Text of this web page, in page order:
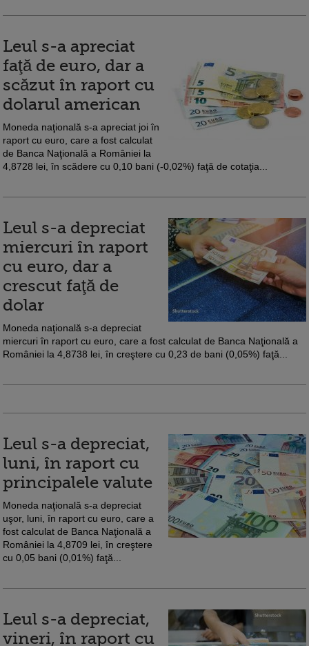
Leul s-a apreciat
faţă de euro, dar a
scăzut în raport cu
dolarul american
Moneda naţională s-a apreciat joi în
raport cu euro, care a fost calculat
de Banca Naţională a României la
4,8728 lei, în scădere cu 0,10 bani (-0,02%) faţă de cotaţia...
Leul s-a depreciat
miercuri în raport
cu euro, dar a
crescut faţă de
dolar
Moneda naţională s-a depreciat
miercuri în raport cu euro, care a fost calculat de Banca Naţională a
României la 4,8738 lei, în creştere cu 0,23 de bani (0,05%) faţă...
Leul s-a depreciat,
luni, în raport cu
principalele valute
Moneda naţională s-a depreciat
uşor, luni, în raport cu euro, care a
fost calculat de Banca Naţională a
României la 4,8709 lei, în creştere
cu 0,05 bani (0,01%) faţă...
Leul s-a depreciat,
vineri, în raport cu